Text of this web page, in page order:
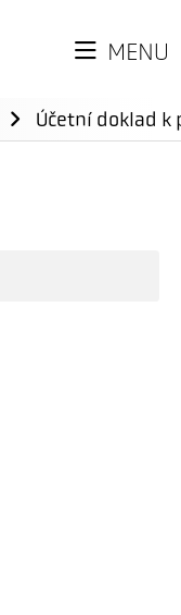
MENU
Účetní doklad